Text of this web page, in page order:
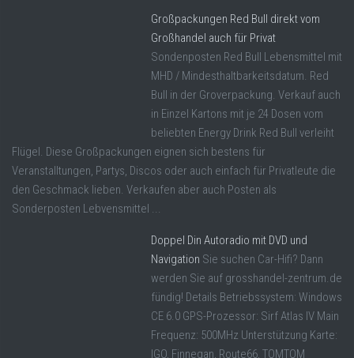
Großpackungen Red Bull direkt vom
Großhandel auch für Privat
Sondenposten Red Bull Lebensmittel mit
MHD / Mindesthaltbarkeitsdatum. Red
Bull in der Groverpackung. Verkauf auch
in Einzel Kartons mit je 24 Dosen vom
beliebten Energy Drink Red Bull verleiht
Flügel. Diese Großpackungen eignen sich bestens für
Veranstalltungen, Partys, Discos oder auch einfach für Privatleute die
den Geschmack lieben. Verkaufen aber auch Posten als
Sonderposten Lebvensmittel ...
Doppel Din Autoradio mit DVD und
Navigation Sie suchen Car-Hifi? Dann
werden Sie auf grosshandel-zentrum.de
fündig! Details Betriebssystem: Windows
CE 6.0 GPS-Prozessor: Sirf Atlas IV Main
Frequenz: 500MHz Unterstützung Karte:
IGO, Finnegan, Route66, TOMTOM